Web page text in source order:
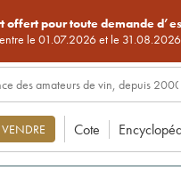
offert pour toute demande
le 01.07.2026 et le
VENDRE Cote